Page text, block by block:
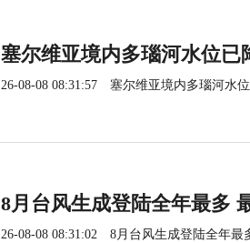
塞尔维亚境内多瑙河水位已
26-08-08 08:31:57 塞尔维亚境内多瑙河水
8月台风生成登陆全年最多
26-08-08 08:31:02 8月台风生成登陆全年最